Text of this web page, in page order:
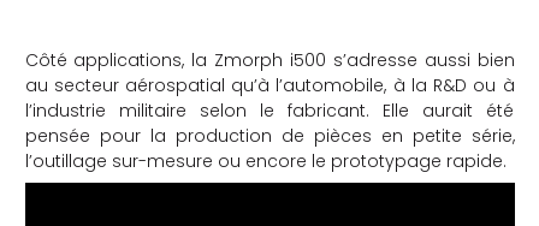
Côté applications, la Zmorph i500 s’adresse aussi bien
au secteur aérospatial qu’à l’automobile, à la R&D ou à
l’industrie militaire selon le fabricant. Elle aurait été
pensée pour la production de pièces en petite série,
l’outillage sur-mesure ou encore le prototypage rapide.